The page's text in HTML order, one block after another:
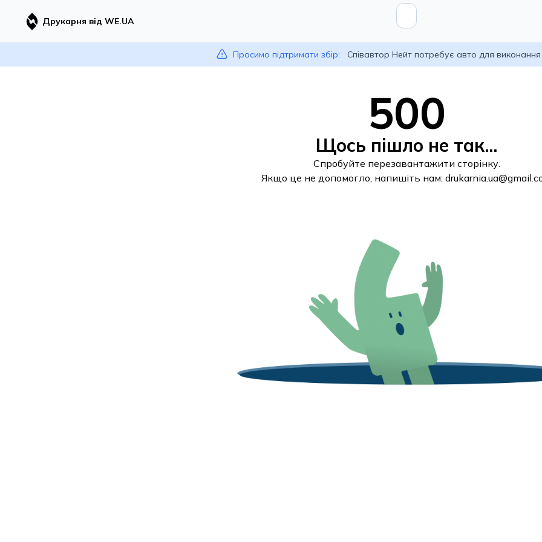
Друкарня від WE.UA
Просимо підтримати збір: Співавтор Нейт потребує авто для
500
Щось пішло не так...
Спробуйте перезавантажити сторінку.
Якщо це не допомогло, напишіть нам: